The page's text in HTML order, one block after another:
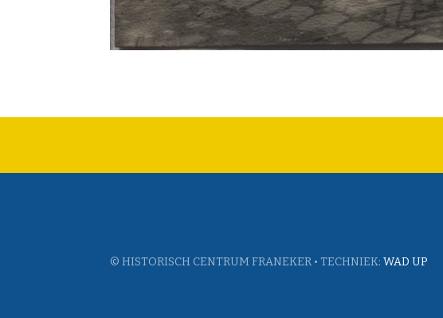
© HISTORISCH CENTRUM FRANEKER • TECHNIEK: WAD UP